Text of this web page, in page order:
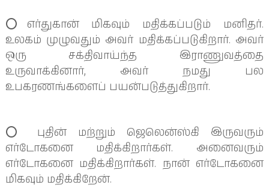
⭕️எர்துகான் மிகவும் மதிக்கப்படும் மனிதர்.
உலகம் முழுவதும் அவர் மதிக்கப்படுகிறார். அவர்
ஒரு சக்திவாய்ந்த இராணுவத்தை
உருவாக்கினார், அவர் நமது பல
உபகரணங்களைப் பயன்படுத்துகிறார்.
⭕️ புதின் மற்றும் ஜெலென்ஸ்கி இருவரும்
எர்டோகனை மதிக்கிறார்கள். அனைவரும்
எர்டோகனை மதிக்கிறார்கள். நான் எர்டோகனை
மிகவும் மதிக்கிறேன்.